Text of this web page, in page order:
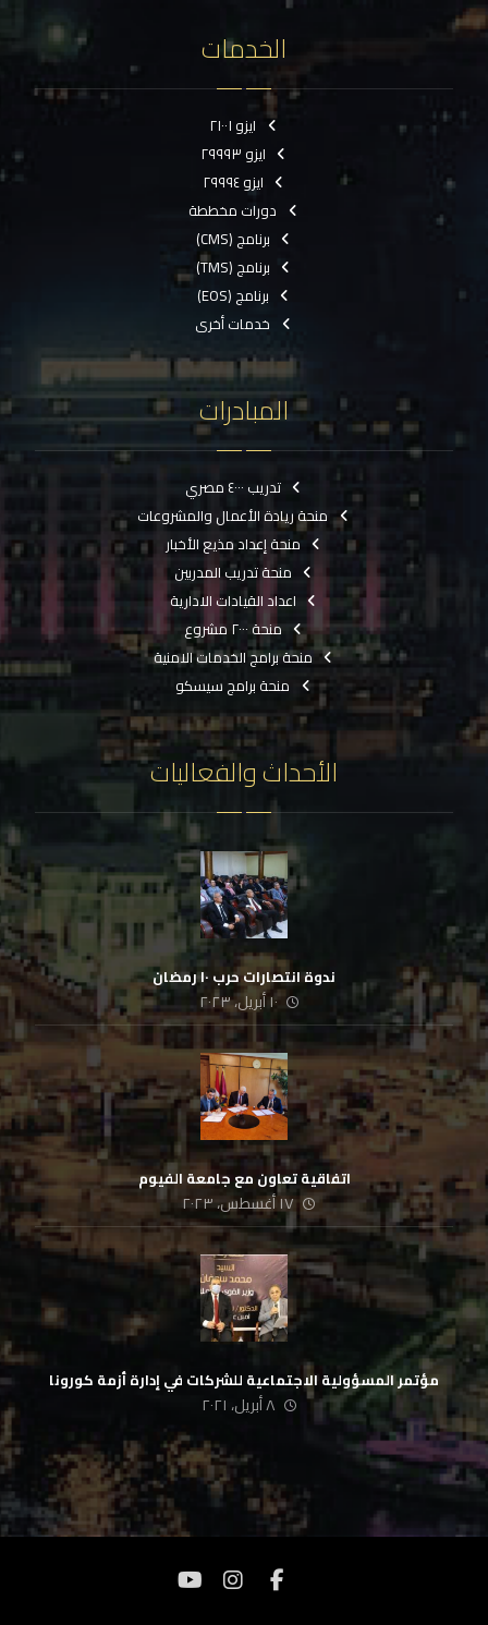
الخدمات
ايزو ٢١٠٠١
ايزو ٢٩٩٩٣
ايزو ٢٩٩٩٤
دورات مخططة
برنامج (CMS)
برنامج (TMS)
برنامج (EOS)
خدمات أخرى
المبادرات
تدريب ٤٠٠٠ مصري
منحة ريادة الأعمال والمشروعات
منحة إعداد مذيع الأخبار
منحة تدريب المدربين
اعداد القيادات الادارية
منحة ٢٠٠٠ مشروع
منحة برامج الخدمات الامنية
منحة برامج سيسكو
الأحداث والفعاليات
ندوة انتصارات حرب ١٠ رمضان
١٠ أبريل، ٢٠٢٣
اتفاقية تعاون مع جامعة الفيوم
١٧ أغسطس، ٢٠٢٣
مؤتمر المسؤولية الاجتماعية للشركات في إدارة أزمة كورونا
٨ أبريل، ٢٠٢١